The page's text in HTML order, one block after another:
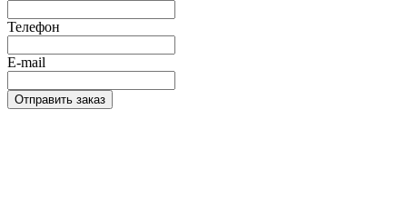
Телефон
E-mail
Отправить заказ